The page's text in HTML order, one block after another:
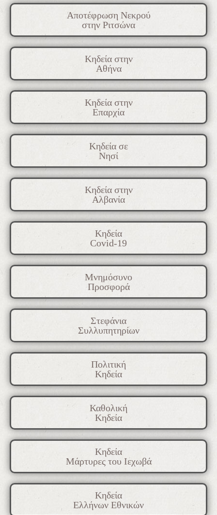
Αποτέφρωση Νεκρού
στην Ριτσώνα
Κηδεία στην
Αθήνα
Κηδεία στην
Επαρχία
Κηδεία σε
Νησί
Κηδεία στην
Αλβανία
Κηδεία
Covid-19
Μνημόσυνο
Προσφορά
Στεφάνια
Συλλυπητηρίων
Πολιτική
Κηδεία
Καθολική
Κηδεία
Κηδεία
Μάρτυρες του Ιεχωβά
Κηδεία
Ελλήνων Εθνικών